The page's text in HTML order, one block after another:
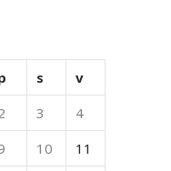
s
v
3
4
10
11